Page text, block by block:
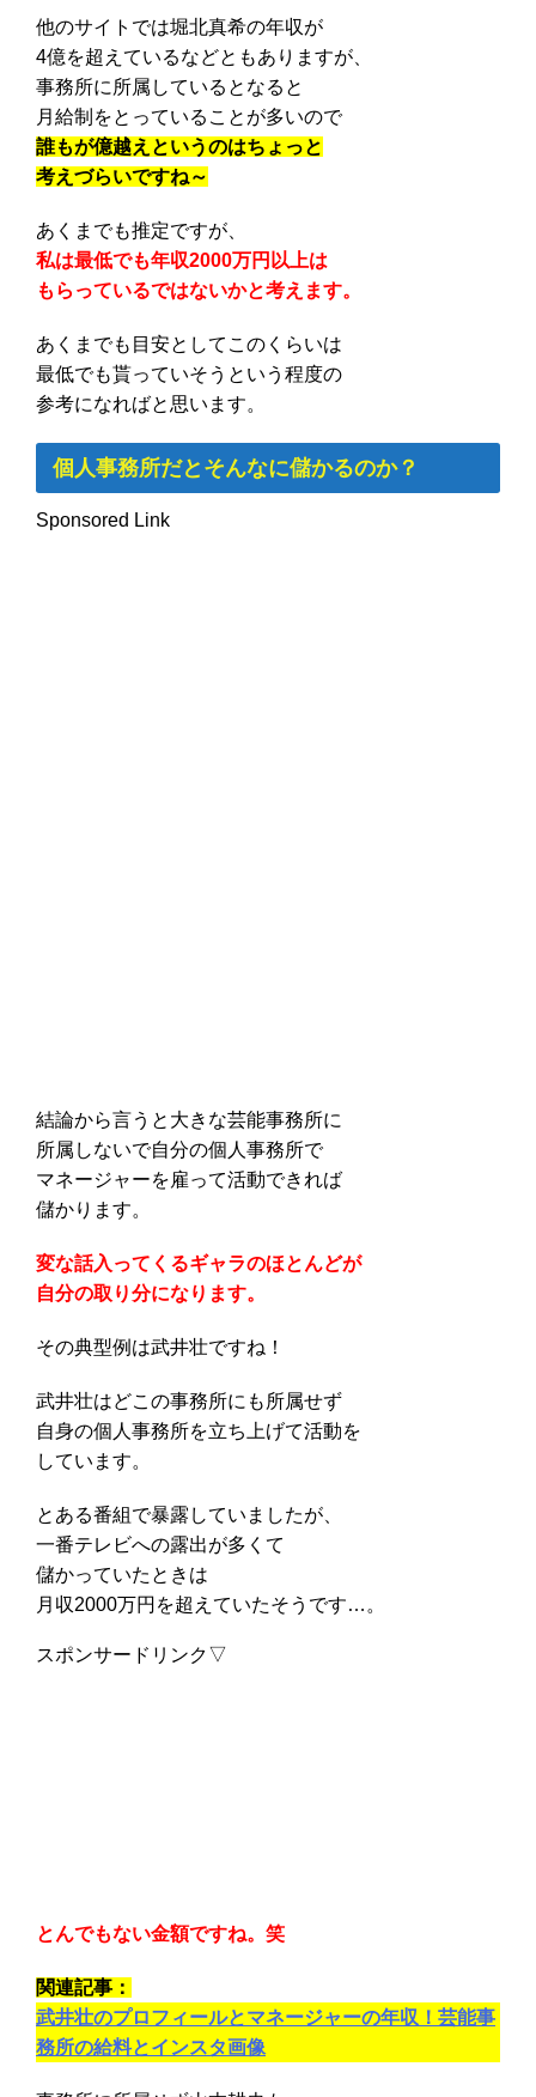
他のサイトでは堀北真希の年収が
4億を超えているなどともありますが、
事務所に所属しているとなると
月給制をとっていることが多いので
誰もが億越えというのはちょっと
考えづらいですね～
あくまでも推定ですが、
私は最低でも年収2000万円以上は
もらっているではないかと考えます。
あくまでも目安としてこのくらいは
最低でも貰っていそうという程度の
参考になればと思います。
個人事務所だとそんなに儲かるのか？
Sponsored Link
結論から言うと大きな芸能事務所に
所属しないで自分の個人事務所で
マネージャーを雇って活動できれば
儲かります。
変な話入ってくるギャラのほとんどが
自分の取り分になります。
その典型例は武井壮ですね！
武井壮はどこの事務所にも所属せず
自身の個人事務所を立ち上げて活動を
しています。
とある番組で暴露していましたが、
一番テレビへの露出が多くて
儲かっていたときは
月収2000万円を超えていたそうです…。
スポンサードリンク▽
とんでもない金額ですね。笑
関連記事：
武井壮のプロフィールとマネージャーの年収！芸能事
務所の給料とインスタ画像